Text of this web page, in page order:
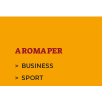
A ROMA PER
BUSINESS
SPORT